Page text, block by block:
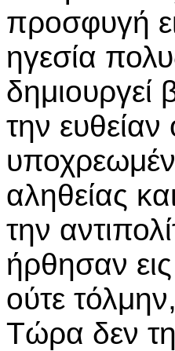
προσφυγή
ηγεσία
δημιουργεί
την
αληθείας
την
ήρθησαν
ούτε
Τώρα δεν